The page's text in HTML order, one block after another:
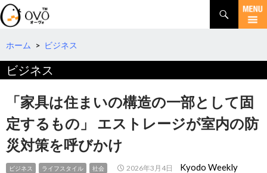
検
索
コ
テ
へ
ホーム > ビジネス
ビジネス
「家具は住まいの構造の一部として固
定するもの」 エストレージが室内の防
災対策を呼びかけ
ビジネス ライフスタイル 社会 2026年3月4日 Kyodo Weekly